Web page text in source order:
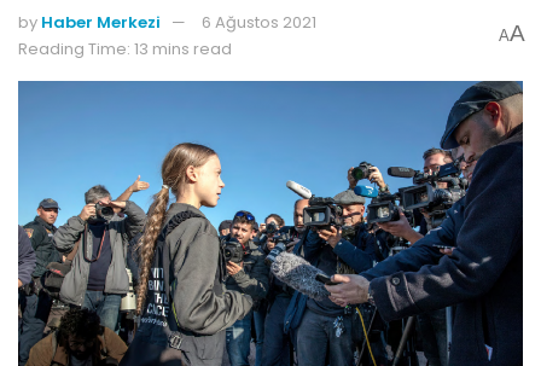
by Haber Merkezi
6 Ağustos 2021
Reading Time: 13 mins read
AA